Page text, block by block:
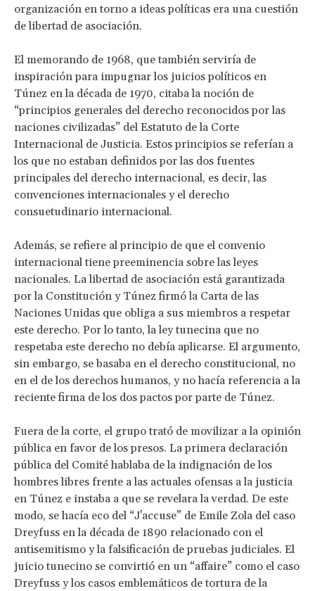
organización en torno a ideas políticas era una cuestión
de libertad de asociación.
El memorando de 1968, que también serviría de
inspiración para impugnar los juicios políticos en
Túnez en la década de 1970, citaba la noción de
“principios generales del derecho reconocidos por las
naciones civilizadas” del Estatuto de la Corte
Internacional de Justicia. Estos principios se referían a
los que no estaban definidos por las dos fuentes
principales del derecho internacional, es decir, las
convenciones internacionales y el derecho
consuetudinario internacional.
Además, se refiere al principio de que el convenio
internacional tiene preeminencia sobre las leyes
nacionales. La libertad de asociación está garantizada
por la Constitución y Túnez firmó la Carta de las
Naciones Unidas que obliga a sus miembros a respetar
este derecho. Por lo tanto, la ley tunecina que no
respetaba este derecho no debía aplicarse. El argumento,
sin embargo, se basaba en el derecho constitucional, no
en el de los derechos humanos, y no hacía referencia a la
reciente firma de los dos pactos por parte de Túnez.
Fuera de la corte, el grupo trató de movilizar a la opinión
pública en favor de los presos. La primera declaración
pública del Comité hablaba de la indignación de los
hombres libres frente a las actuales ofensas a la justicia
en Túnez e instaba a que se revelara la verdad. De este
modo, se hacía eco del “J'accuse” de Emile Zola del caso
Dreyfuss en la década de 1890 relacionado con el
antisemitismo y la falsificación de pruebas judiciales. El
juicio tunecino se convirtió en un “affaire” como el caso
Dreyfuss y los casos emblemáticos de tortura de la